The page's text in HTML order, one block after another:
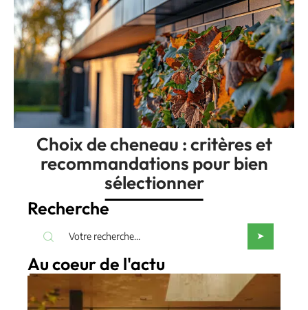
Choix de cheneau : critères et
recommandations pour bien
sélectionner
Recherche
Au coeur de l'actu